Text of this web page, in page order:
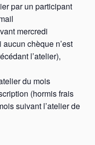
par un participant
mercredi
chèque n’est
l’atelier),
du mois
(hormis frais
suivant l’atelier de